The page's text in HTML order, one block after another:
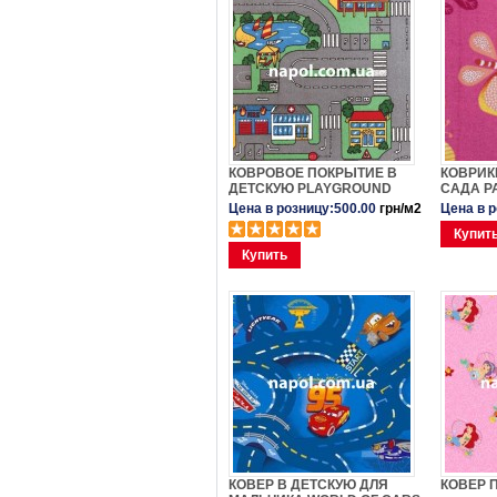
КОВРОВОЕ ПОКРЫТИЕ В
ДЕТСКУЮ PLAYGROUND
Цена в розницу:500.00 грн/м2
Купить
САДА
Цена в
КОВЕР В ДЕТСКУЮ ДЛЯ
КОВЕР